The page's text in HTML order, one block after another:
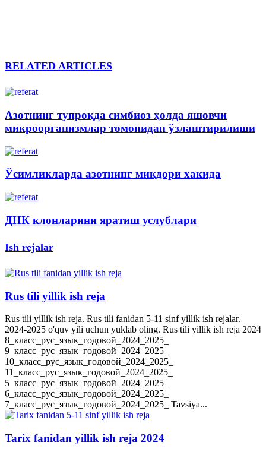
RELATED ARTICLES
Азотнинг тупроқда симбиоз ҳолда яшовчи
микроорганизмлар томонидан ўзлаштирилиши
Ўсимликларда азотнинг миқдори хакида
ДНК клонларини яратиш услублари
Ish rejalar
Rus tili yillik ish reja
Rus tili yillik ish reja. Rus tili fanidan 5-11 sinf yillik ish rejalar.
2024-2025 o'quv yili uchun yuklab oling. Rus tili yillik ish reja 2024
8_класс_рус_язык_годовой_2024_2025_
9_класс_рус_язык_годовой_2024_2025_
10_класс_рус_язык_годовой_2024_2025_
11_класс_рус_язык_годовой_2024_2025_
5_класс_рус_язык_годовой_2024_2025_
6_класс_рус_язык_годовой_2024_2025_
7_класс_рус_язык_годовой_2024_2025_ Tavsiya...
Tarix fanidan yillik ish reja 2024